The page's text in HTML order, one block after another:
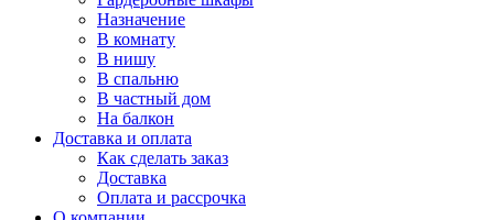
Назначение
В комнату
В нишу
В спальню
В частный дом
На балкон
Доставка и оплата
Как сделать заказ
Доставка
Оплата и рассрочка